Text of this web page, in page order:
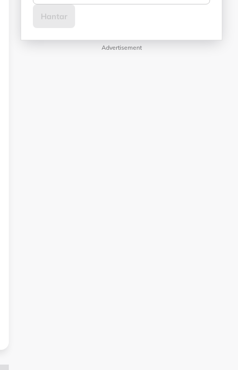
Advertisement